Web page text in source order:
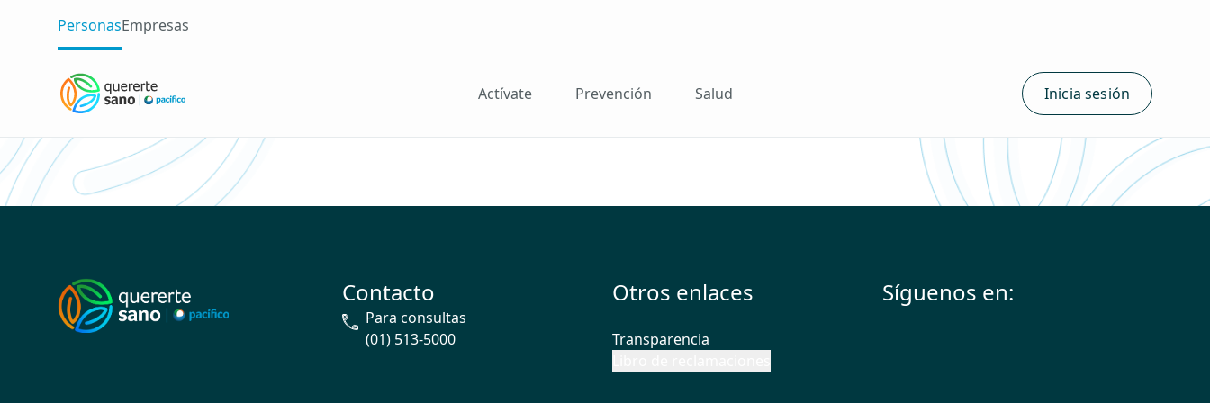
PersonasEmpresas
Actívate Prevención Salud Inicia sesión
Contacto
Para consultas
(01) 513-5000
Otros enlaces
Transparencia
Síguenos en: